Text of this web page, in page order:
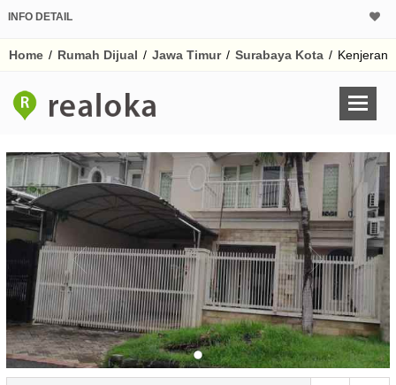
INFO DETAIL
Home / Rumah Dijual / Jawa Timur / Surabaya Kota / Kenjeran
Harga Rp
Untuk hasil simulasi
pada kotak-
Simpan